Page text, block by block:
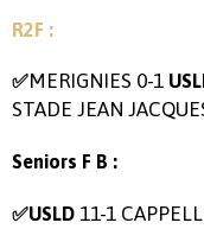
R2F :
✅MERIGNIES 0-1
STADE JEAN
Seniors F B :
✅USLD 11-1